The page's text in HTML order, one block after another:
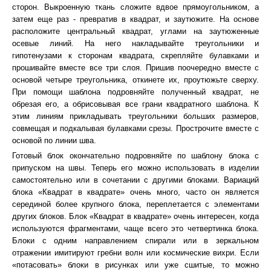
сторон. Выкроенную ткань сложите вдвое прямоугольником, а
затем еще раз - превратив в квадрат, и заутюжите. На основе
расположите центральный квадрат, углами на заутюженные
осевые линий. На него накладывайте треугольники и
гипотенузами к сторонам квадрата, скрепляйте булавками и
прошивайте вместе все три слоя. Пришив поочередно вместе с
основой четыре треугольника, откинете их, проутюжьте сверху.
При помощи шаблона подровняйте полученный квадрат, не
обрезая его, а обрисовывая все грани квадратного шаблона. К
этим линиям прикладывать треугольники больших размеров,
совмещая и подкалывая булавками срезы. Прострочите вместе с
основой по линии шва.
Готовый блок окончательно подровняйте по шаблону блока с
припуском на швы. Теперь его можно использовать в изделии
самостоятельно или в сочетании с другими блоками. Вариаций
блока «Квадрат в квадрате» очень много, часто он является
серединой более крупного блока, переплетается с элементами
других блоков. Блок «Квадрат в квадрате» очень интересен, когда
используются фрагментами, чаще всего это четвертинка блока.
Блоки с одним направлением спирали или в зеркальном
отражении имитируют гребни волн или космические вихри. Если
«потасовать» блоки в рисунках или уже сшитые, то можно